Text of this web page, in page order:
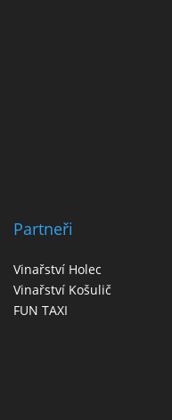
Partneři
Vinařství Holec
Vinařství Košulič
FUN TAXI